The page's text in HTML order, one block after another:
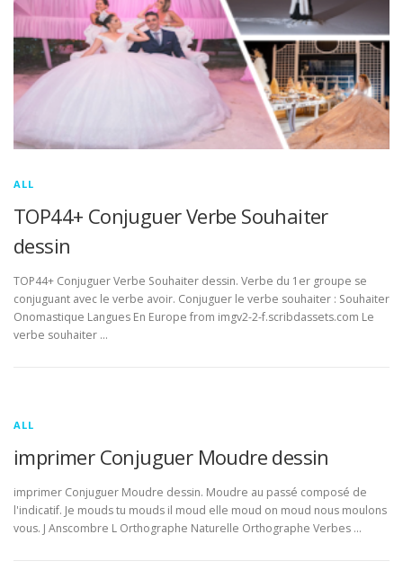
ALL
TOP44+ Conjuguer Verbe Souhaiter
dessin
TOP44+ Conjuguer Verbe Souhaiter dessin. Verbe du 1er groupe se
conjuguant avec le verbe avoir. Conjuguer le verbe souhaiter : Souhaiter
Onomastique Langues En Europe from imgv2-2-f.scribdassets.com Le
verbe souhaiter …
ALL
imprimer Conjuguer Moudre dessin
imprimer Conjuguer Moudre dessin. Moudre au passé composé de
l'indicatif. Je mouds tu mouds il moud elle moud on moud nous moulons
vous. J Anscombre L Orthographe Naturelle Orthographe Verbes …